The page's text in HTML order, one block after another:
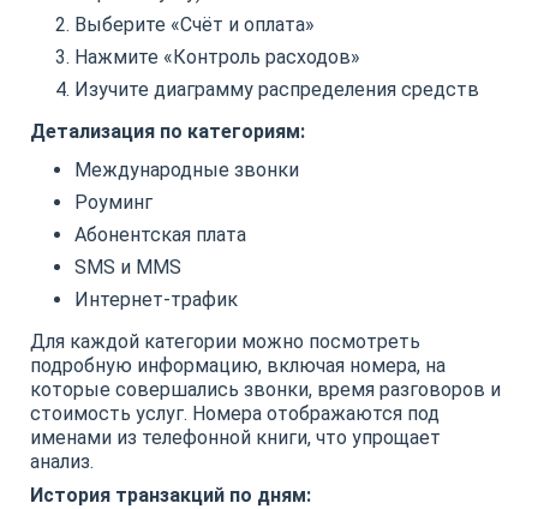
Выберите «Счёт и оплата»
Нажмите «Контроль расходов»
Изучите диаграмму распределения средств
Детализация по категориям:
Международные звонки
Роуминг
Абонентская плата
SMS и MMS
Интернет-трафик
Для каждой категории можно посмотреть
подробную информацию, включая номера, на
которые совершались звонки, время разговоров и
стоимость услуг. Номера отображаются под
именами из телефонной книги, что упрощает
анализ.
История транзакций по дням: